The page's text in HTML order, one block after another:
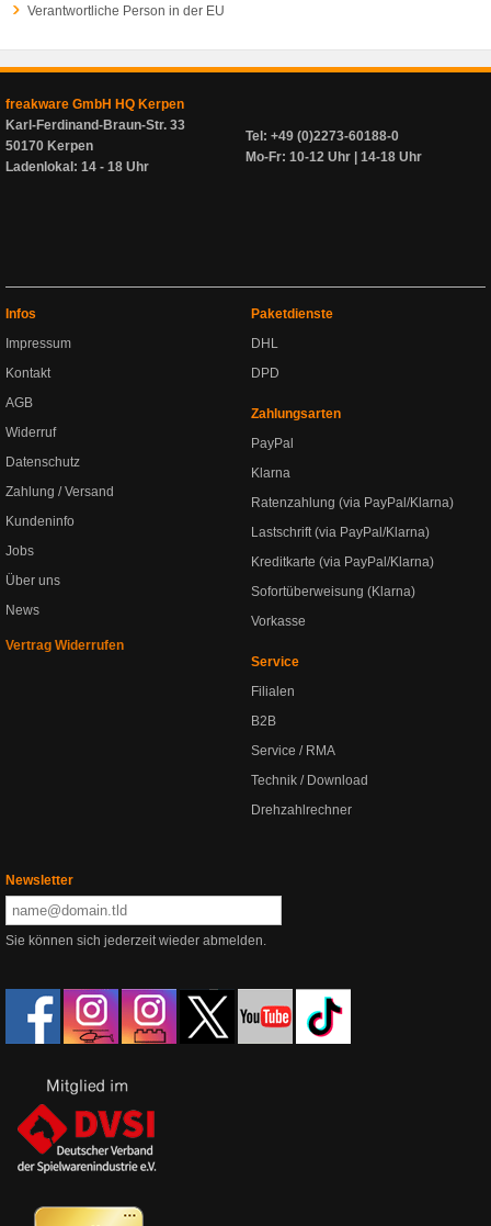
Verantwortliche Person in der EU
freakware GmbH HQ Kerpen
Karl-Ferdinand-Braun-Str. 33
50170 Kerpen
Ladenlokal: 14 - 18 Uhr
Tel: +49 (0)2273-60188-0
Mo-Fr: 10-12 Uhr | 14-18 Uhr
Infos
Impressum
Kontakt
AGB
Widerruf
Datenschutz
Zahlung / Versand
Kundeninfo
Jobs
Über uns
News
Vertrag Widerrufen
Paketdienste
DHL
DPD
Zahlungsarten
PayPal
Klarna
Ratenzahlung (via PayPal/Klarna)
Lastschrift (via PayPal/Klarna)
Kreditkarte (via PayPal/Klarna)
Sofortüberweisung (Klarna)
Vorkasse
Service
Filialen
B2B
Service / RMA
Technik / Download
Drehzahlrechner
Newsletter
Sie können sich jederzeit wieder abmelden.